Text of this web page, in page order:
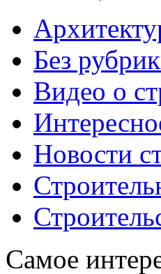
Без
Видео о
Новости
Самое